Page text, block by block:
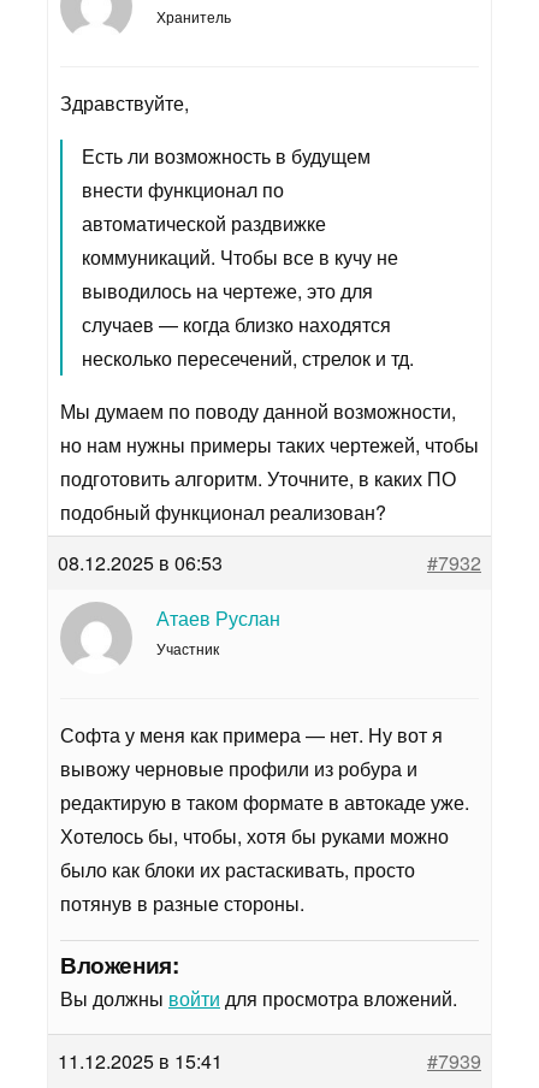
Хранитель
Здравствуйте,
Есть ли возможность в будущем
внести функционал по
автоматической раздвижке
коммуникаций. Чтобы все в кучу не
выводилось на чертеже, это для
случаев — когда близко находятся
несколько пересечений, стрелок и тд.
Мы думаем по поводу данной возможности,
но нам нужны примеры таких чертежей, чтобы
подготовить алгоритм. Уточните, в каких ПО
подобный функционал реализован?
08.12.2025 в 06:53
#7932
Атаев Руслан
Участник
Софта у меня как примера — нет. Ну вот я
вывожу черновые профили из робура и
редактирую в таком формате в автокаде уже.
Хотелось бы, чтобы, хотя бы руками можно
было как блоки их растаскивать, просто
потянув в разные стороны.
Вложения:
Вы должны войти для просмотра вложений.
11.12.2025 в 15:41
#7939